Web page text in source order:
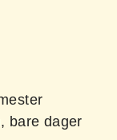
bare dager